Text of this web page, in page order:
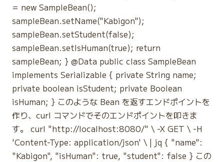
= new SampleBean();
sampleBean.setName("Kabigon");
sampleBean.setStudent(false);
sampleBean.setIsHuman(true); return
sampleBean; } @Data public class SampleBean
implements Serializable { private String name;
private boolean isStudent; private Boolean
isHuman; } このような Bean を返すエンドポイントを
作り、curl コマンドでそのエンドポイントを叩きま
す。 curl "http://localhost:8080/" \ -X GET \ -H
'Content-Type: application/json' \ | jq { "name":
"Kabigon", "isHuman": true, "student": false } この